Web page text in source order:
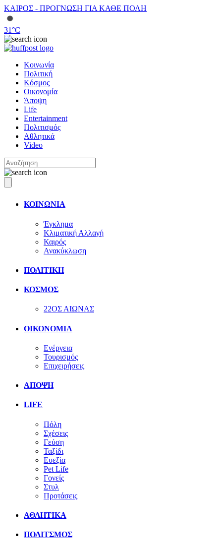
ΚΑΙΡΟΣ - ΠΡΟΓΝΩΣΗ ΓΙΑ ΚΑΘΕ ΠΟΛΗ
31°C
Κοινωνία
Πολιτική
Κόσμος
Οικονομία
Άποψη
Life
Entertainment
Πολιτισμός
Αθλητικά
Video
ΚΟΙΝΩΝΙΑ
Έγκλημα
Κλιματική Αλλαγή
Καιρός
Ανακύκλωση
ΠΟΛΙΤΙΚΗ
ΚΟΣΜΟΣ
22ΟΣ ΑΙΩΝΑΣ
ΟΙΚΟΝΟΜΙΑ
Ενέργεια
Τουρισμός
Επιχειρήσεις
ΑΠΟΨΗ
LIFE
Πόλη
Σχέσεις
Γεύση
Ταξίδι
Ευεξία
Pet Life
Γονείς
Στυλ
Προτάσεις
ΑΘΛΗΤΙΚΑ
ΠΟΛΙΤΣΜΟΣ